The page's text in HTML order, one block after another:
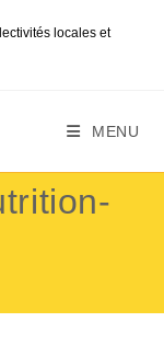
locales et
MENU